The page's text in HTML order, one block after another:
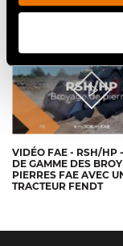
RSM - RSM/HP
VIDÉO FAE - RSH/HP
DE GAMME DES
PIERRES FAE AVEC
TRACTEUR FENDT